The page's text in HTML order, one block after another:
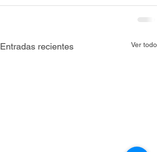
Entradas recientes Ver todo